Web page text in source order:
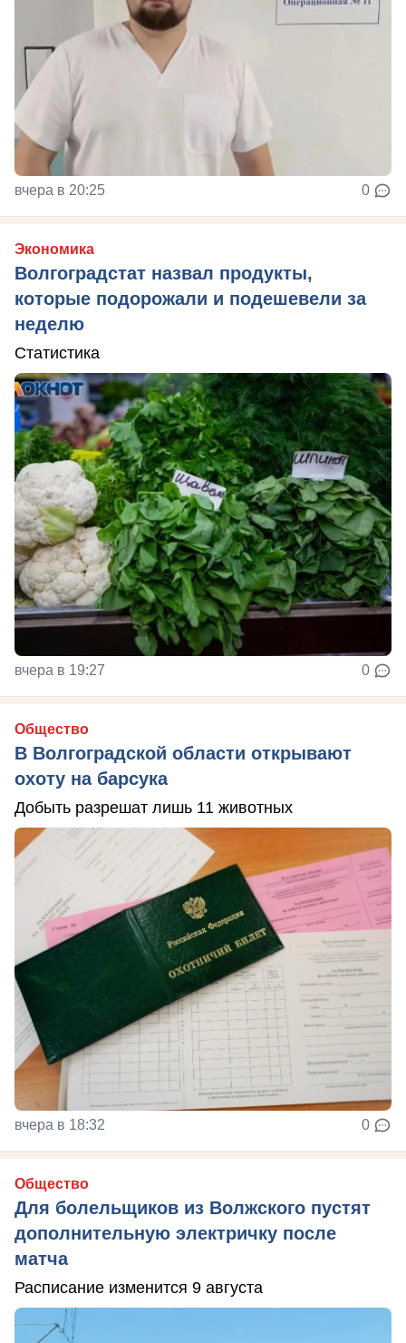
вчера в 20:25 0
Экономика
Волгоградстат назвал продукты,
которые подорожали и подешевели за
неделю
Статистика
вчера в 19:27 0
Общество
В Волгоградской области открывают
охоту на барсука
Добыть разрешат лишь 11 животных
вчера в 18:32 0
Общество
Для болельщиков из Волжского пустят
дополнительную электричку после
матча
Расписание изменится 9 августа